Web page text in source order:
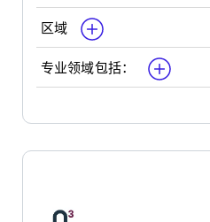
区域
专业领域包括：